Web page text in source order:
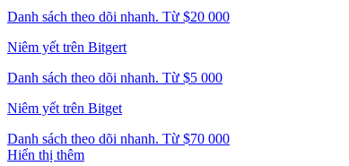
Danh sách theo dõi nhanh. Từ $20 000
Niêm yết trên Bitgert
Danh sách theo dõi nhanh. Từ $5 000
Niêm yết trên Bitget
Danh sách theo dõi nhanh. Từ $70 000
Hiển thị thêm